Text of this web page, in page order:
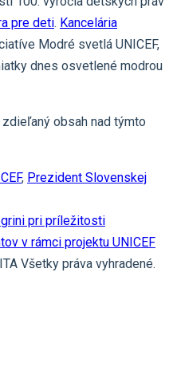
pre deti. Kancelária
Modré svetlá UNICEF,
dnes osvetlené modrou
obsah nad týmto
, Prezident Slovenskej
pri príležitosti
v rámci projektu UNICEF
Všetky práva vyhradené.